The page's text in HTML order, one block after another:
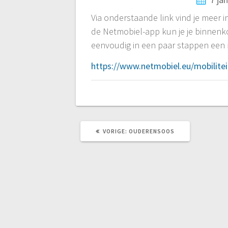
Via onderstaande link vind je meer
de Netmobiel-app kun je je
eenvoudig in een paar stappen
https://www.netmobiel.eu/
VORIGE: VORIG
OUDERENSOOS